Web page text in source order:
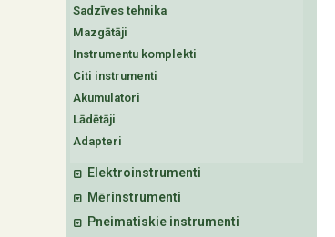
Sadzīves tehnika
Mazgātāji
Instrumentu komplekti
Citi instrumenti
Akumulatori
Lādētāji
Adapteri
Elektroinstrumenti
Mērinstrumenti
Pneimatiskie instrumenti